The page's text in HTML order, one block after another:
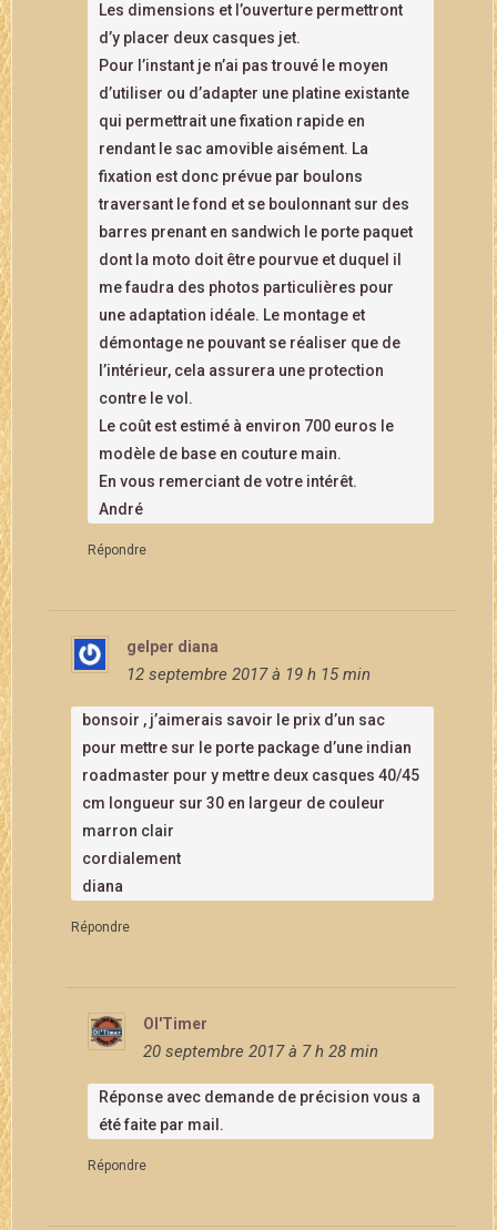
Les dimensions et l’ouverture permettront
d’y placer deux casques jet.
Pour l’instant je n’ai pas trouvé le moyen
d’utiliser ou d’adapter une platine existante
qui permettrait une fixation rapide en
rendant le sac amovible aisément. La
fixation est donc prévue par boulons
traversant le fond et se boulonnant sur des
barres prenant en sandwich le porte paquet
dont la moto doit être pourvue et duquel il
me faudra des photos particulières pour
une adaptation idéale. Le montage et
démontage ne pouvant se réaliser que de
l’intérieur, cela assurera une protection
contre le vol.
Le coût est estimé à environ 700 euros le
modèle de base en couture main.
En vous remerciant de votre intérêt.
André
Répondre
gelper diana
12 septembre 2017 à 19 h 15 min
bonsoir , j’aimerais savoir le prix d’un sac
pour mettre sur le porte package d’une indian
roadmaster pour y mettre deux casques 40/45
cm longueur sur 30 en largeur de couleur
marron clair
cordialement
diana
Répondre
Ol'Timer
20 septembre 2017 à 7 h 28 min
Réponse avec demande de précision vous a
été faite par mail.
Répondre